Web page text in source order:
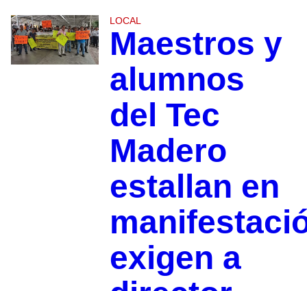
LOCAL
Maestros y
alumnos
del Tec
Madero
estallan en
exigen a